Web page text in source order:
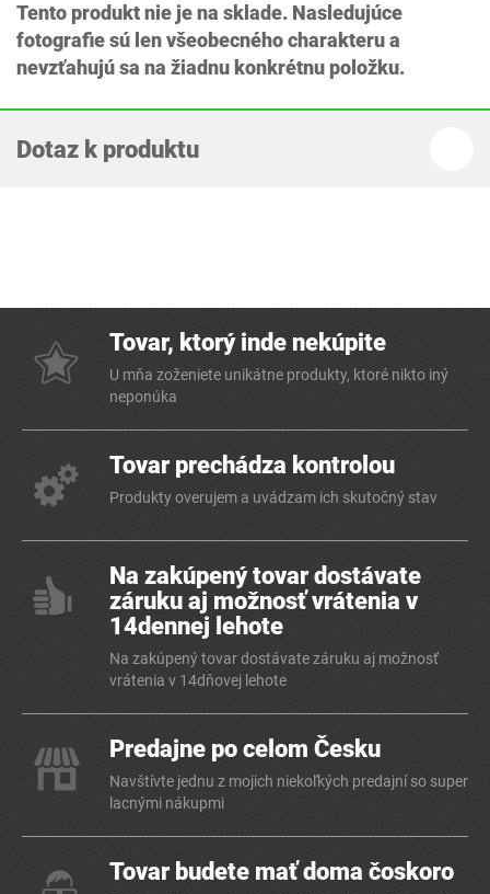
Tento produkt nie je na sklade. Nasledujúce
fotografie sú len všeobecného charakteru a
nevzťahujú sa na žiadnu konkrétnu položku.
Dotaz k produktu
Tovar, ktorý inde nekúpite
U mňa zoženiete unikátne produkty, ktoré nikto iný
neponúka
Tovar prechádza kontrolou
Produkty overujem a uvádzam ich skutočný stav
Na zakúpený tovar dostávate
záruku aj možnosť vrátenia v
14dennej lehote
Na zakúpený tovar dostávate záruku aj možnosť
vrátenia v 14dňovej lehote
Predajne po celom Česku
Navštívte jednu z mojich niekoľkých predajní so super
lacnými nákupmi
Tovar budete mať doma čoskoro